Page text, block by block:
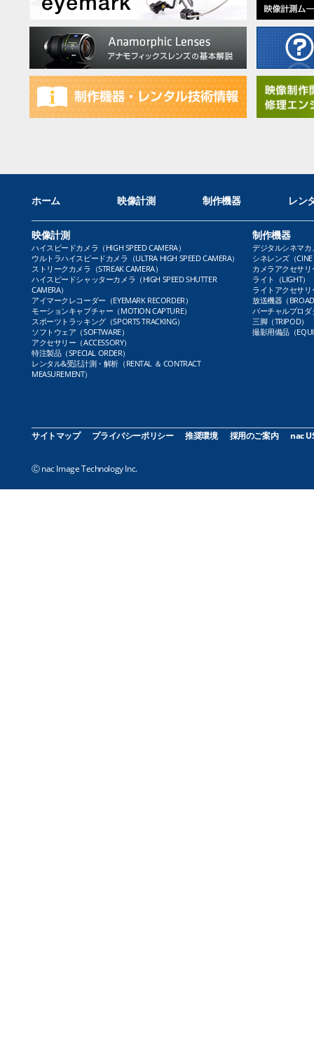
ホーム 映像計測 制作機器 レン
映像計測
ハイスピードカメラ（HIGH SPEED CAMERA）
ウルトラハイスピードカメラ（ULTRA HIGH SPEED CAMERA）
ストリークカメラ（STREAK CAMERA）
ハイスピードシャッターカメラ（HIGH SPEED SHUTTER
CAMERA）
アイマークレコーダー（EYEMARK RECORDER）
モーションキャプチャー（MOTION CAPTURE）
スポーツトラッキング（SPORTS TRACKING）
ソフトウェア（SOFTWARE）
アクセサリー（ACCESSORY）
特注製品（SPECIAL ORDER）
レンタル&受託計測・解析（RENTAL ＆ CONTRACT
MEASUREMENT）
制作機器
デジタルシネマカ
シネレンズ（CINE
カメラアクセサリ
ライト（LIGHT）
ライトアクセサリ
放送機器（
バーチャルプロダ
三脚（TRIPOD）
撮影用備品（
サイトマップ プライバシーポリシー 推奨環境 採用のご案内 nac
Ⓒ nac Image Technology Inc.